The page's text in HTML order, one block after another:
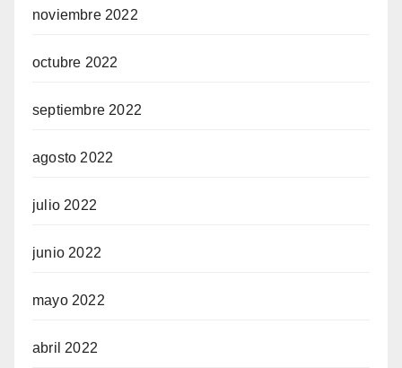
noviembre 2022
octubre 2022
septiembre 2022
agosto 2022
julio 2022
junio 2022
mayo 2022
abril 2022